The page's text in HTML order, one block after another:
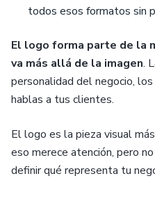
todos esos formatos sin
El logo forma parte de la
va más allá de la imagen.
personalidad del negocio,
hablas a tus clientes.
El logo es la pieza visual
eso merece atención, pero
definir qué representa tu